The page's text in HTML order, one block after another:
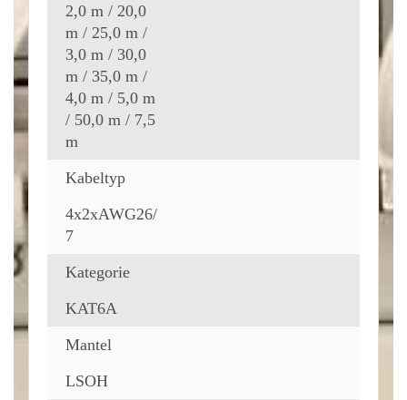
2,0 m / 20,0
m / 25,0 m /
3,0 m / 30,0
m / 35,0 m /
4,0 m / 5,0 m
/ 50,0 m / 7,5
m
Kabeltyp
4x2xAWG26/
7
Kategorie
KAT6A
Mantel
LSOH